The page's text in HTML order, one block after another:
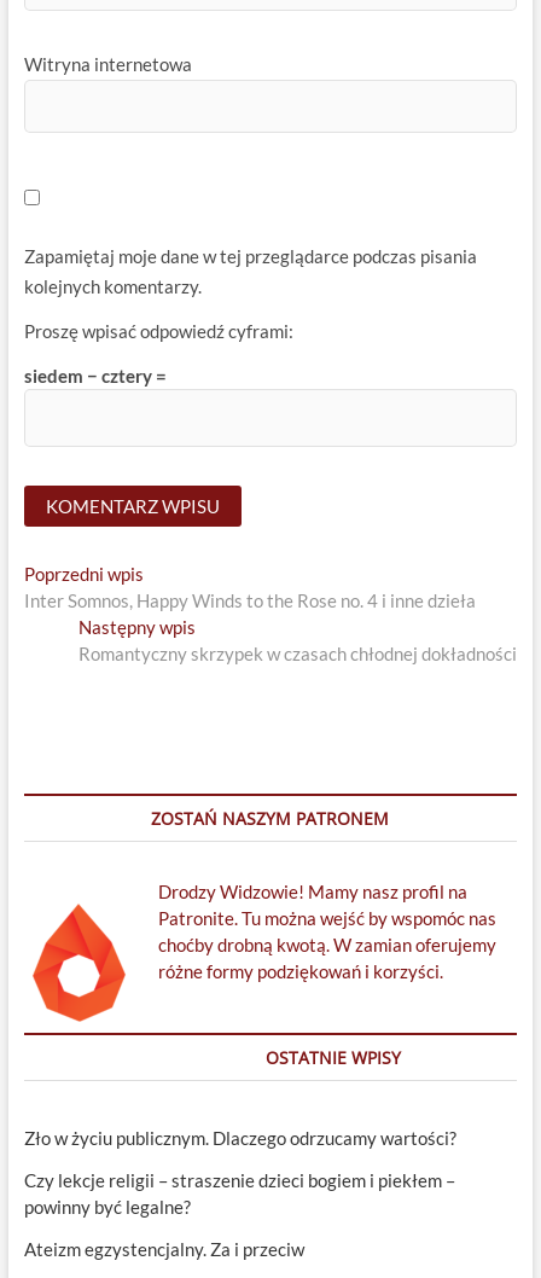
Witryna internetowa
Zapamiętaj moje dane w tej przeglądarce podczas pisania
kolejnych komentarzy.
Proszę wpisać odpowiedź cyframi:
siedem − cztery =
Nawigacja
wpisu
Poprzedni wpisPrevious
post:
Inter Somnos, Happy Winds to the Rose no. 4 i inne dzieła
Następny wpis
post:
Romantyczny skrzypek w czasach chłodnej dokładności
ZOSTAŃ NASZYM PATRONEM
Drodzy Widzowie! Mamy nasz profil na
Patronite. Tu można wejść by wspomóc nas
choćby drobną kwotą. W zamian oferujemy
różne formy podziękowań i korzyści.
OSTATNIE WPISY
Zło w życiu publicznym. Dlaczego odrzucamy wartości?
Czy lekcje religii – straszenie dzieci bogiem i piekłem –
powinny być legalne?
Ateizm egzystencjalny. Za i przeciw